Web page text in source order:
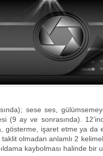
sese ses,
(9 ay ve sonrasında).
gösterme, işaret etme ya da
olmadan anlamlı 2
kaybolması halinde bir